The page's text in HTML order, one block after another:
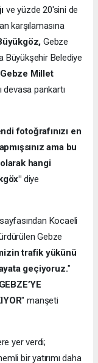
ve yüzde 20'sini de
karşılamasına
Gebze
Büyükşehir Belediye
Gebze Millet
devasa pankartı
fotoğrafınızı en
ama bu
hangi
diye
Kocaeli
Gebze
trafik yükünü
geçiyoruz."
GEBZE’YE
" manşeti
yer verdi;
bir yatırımı daha